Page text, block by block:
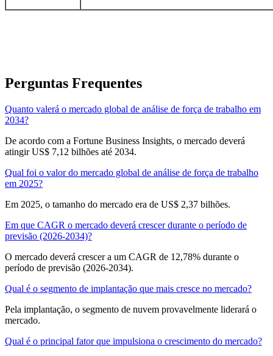
Perguntas Frequentes
Quanto valerá o mercado global de análise de força de trabalho em
2034?
De acordo com a Fortune Business Insights, o mercado deverá
atingir US$ 7,12 bilhões até 2034.
Qual foi o valor do mercado global de análise de força de trabalho
em 2025?
Em 2025, o tamanho do mercado era de US$ 2,37 bilhões.
Em que CAGR o mercado deverá crescer durante o período de
previsão (2026-2034)?
O mercado deverá crescer a um CAGR de 12,78% durante o
período de previsão (2026-2034).
Qual é o segmento de implantação que mais cresce no mercado?
Pela implantação, o segmento de nuvem provavelmente liderará o
mercado.
Qual é o principal fator que impulsiona o crescimento do mercado?